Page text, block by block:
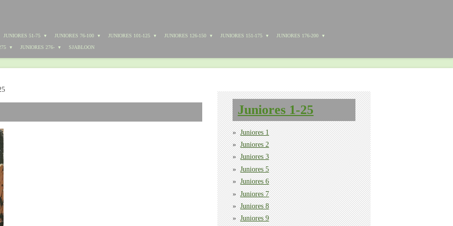
JUNIORES 51-75 JUNIORES 76-100 JUNIORES 101-125 JUNIORES 126-150 JUNIORES 151-175 JUNIORES 176-200
JUNIORES 276- SJABLOON
Juniores 1-25
Juniores 1
Juniores 2
Juniores 3
Juniores 5
Juniores 6
Juniores 7
Juniores 8
Juniores 9